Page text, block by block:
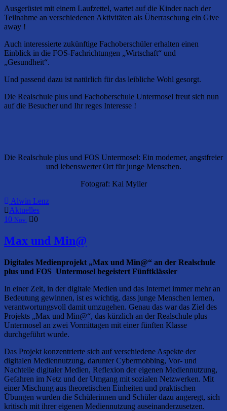
Ausgerüstet mit einem Laufzettel, wartet auf die Kinder nach der
Teilnahme an verschiedenen Aktivitäten als Überraschung ein Give
away !
Auch interessierte zukünftige Fachoberschüler erhalten einen
Einblick in die FOS-Fachrichtungen „Wirtschaft“ und
„Gesundheit“.
Und passend dazu ist natürlich für das leibliche Wohl gesorgt.
Die Realschule plus und Fachoberschule Untermosel freut sich nun
auf die Besucher und Ihr reges Interesse !
Die Realschule plus und FOS Untermosel: Ein moderner, angstfreier
und lebenswerter Ort für junge Menschen.
Fotograf: Kai Myller
Alwin Lenz
Aktuelles
10 Nov. 0
Max und Min@
Digitales Medienprojekt „Max und Min@“ an der Realschule
plus und FOS Untermosel begeistert Fünftklässler
In einer Zeit, in der digitale Medien und das Internet immer mehr an
Bedeutung gewinnen, ist es wichtig, dass junge Menschen lernen,
verantwortungsvoll damit umzugehen. Genau das war das Ziel des
Projekts „Max und Min@“, das kürzlich an der Realschule plus
Untermosel an zwei Vormittagen mit einer fünften Klasse
durchgeführt wurde.
Das Projekt konzentrierte sich auf verschiedene Aspekte der
digitalen Mediennutzung, darunter Cybermobbing, Vor- und
Nachteile digitaler Medien, Reflexion der eigenen Mediennutzung,
Gefahren im Netz und der Umgang mit sozialen Netzwerken. Mit
einer Mischung aus theoretischen Einheiten und praktischen
Übungen wurden die Schülerinnen und Schüler dazu angeregt, sich
kritisch mit ihrer eigenen Mediennutzung auseinanderzusetzen.